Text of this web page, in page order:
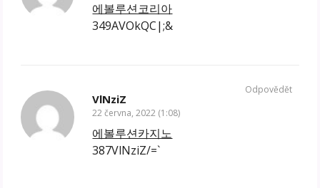
에볼루션코리아
349AVOkQC|;&
VlNziZ
22 června, 2022 (1:08)
에볼루션카지노
387VlNziZ/=`
Odpovědět